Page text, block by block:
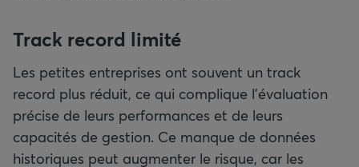
Track record limité
Les petites entreprises ont souvent un track
record plus réduit, ce qui complique l’évaluation
précise de leurs performances et de leurs
capacités de gestion. Ce manque de données
historiques peut augmenter le risque, car les